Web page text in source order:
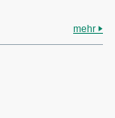
mehr